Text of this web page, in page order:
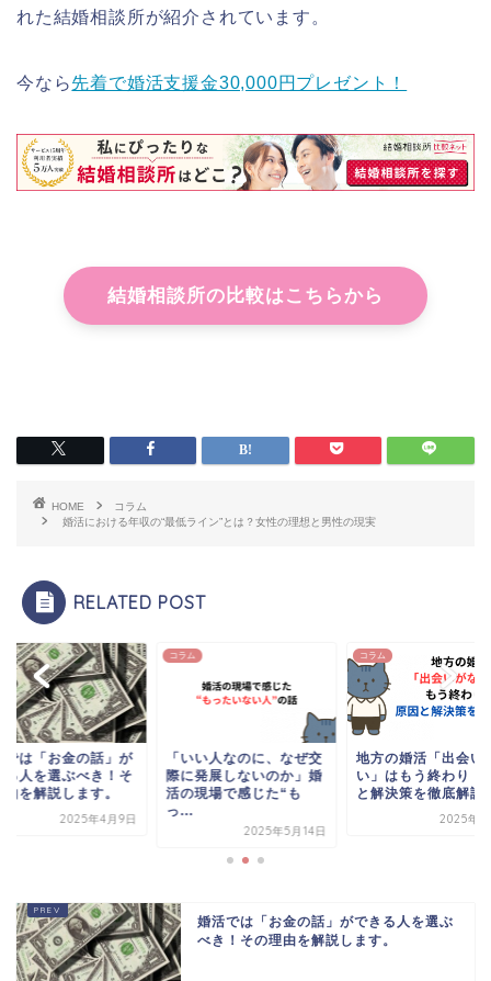
れた結婚相談所が紹介されています。
今なら先着で婚活支援金30,000円プレゼント！
結婚相談所の比較はこちらから
HOME
コラム
婚活における年収の“最低ライン”とは？女性の理想と男性の現実
RELATED POST
では「お金の話」が
る人を選ぶべき！そ
由を解説します。
2025年4月9日
コラム
「いい人なのに、なぜ交
際に発展しないのか」婚
活の現場で感じた“も
っ...
2025年5月14日
コラム
地方の婚活「出会い
い」はもう終わり！
と解決策を徹底解説
2025年6
婚活では「お金の話」ができる人を選ぶ
べき！その理由を解説します。